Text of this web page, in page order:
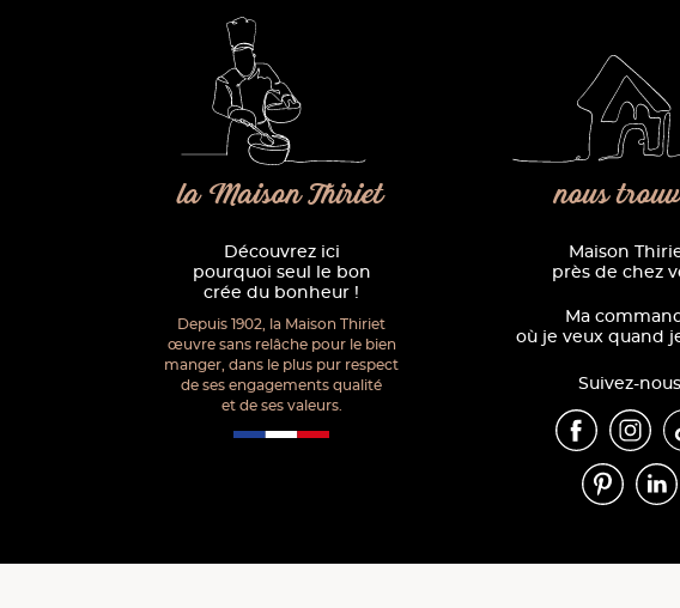
la Maison Thiriet
Découvrez ici
pourquoi seul le bon
crée du bonheur !
Depuis 1902, la Maison Thiriet
œuvre sans relâche pour le bien
manger, dans le plus pur respect
de ses engagements qualité
et de ses valeurs.
nous
Maison
près de chez
Ma
où je veux quand
Suivez-nous